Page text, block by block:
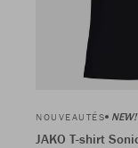
NOUVEAUTÉS NEW!
JAKO T-shirt